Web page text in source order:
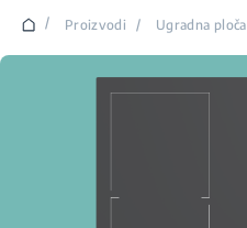
/ Proizvodi / Ugradna ploča